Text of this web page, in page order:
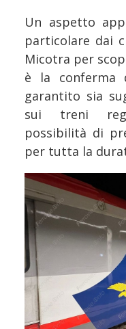
Un aspetto
particolare dai
Micotra per
è la conferma
garantito sia
sui treni
possibilità di
per tutta la